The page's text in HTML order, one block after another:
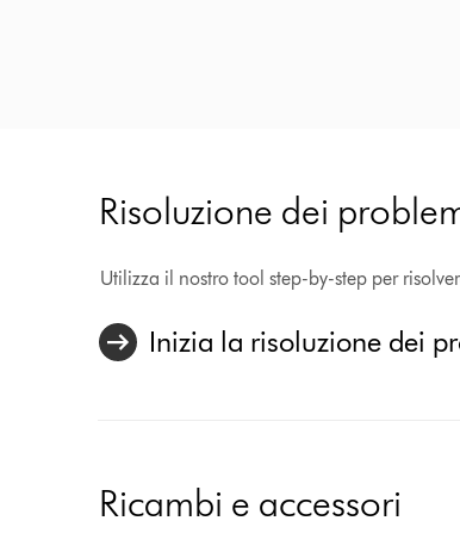
Risoluzione dei
Utilizza il nostro tool step-by-step per
Inizia la risoluzione dei
Ricambi e accessori